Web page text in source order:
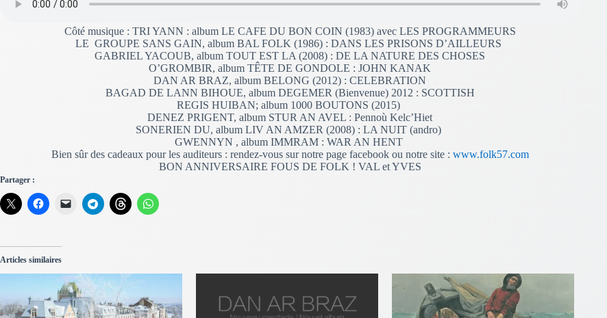
Côté musique : TRI YANN : album LE CAFE DU BON COIN (1983) avec LES PROGRAMMEURS
LE GROUPE SANS GAIN, album BAL FOLK (1986) : DANS LES PRISONS D’AILLEURS
GABRIEL YACOUB, album TOUT EST LA (2008) : DE LA NATURE DES CHOSES
O’GROMBIR, album TÊTE DE GONDOLE : JOHN KANAK
DAN AR BRAZ, album BELONG (2012) : CELEBRATION
BAGAD DE LANN BIHOUE, album DEGEMER (Bienvenue) 2012 : SCOTTISH
REGIS HUIBAN; album 1000 BOUTONS (2015)
DENEZ PRIGENT, album STUR AN AVEL : Pennoù Kelc’Hiet
SONERIEN DU, album LIV AN AMZER (2008) : LA NUIT (andro)
GWENNYN , album IMMRAM : WAR AN HENT
Bien sûr des cadeaux pour les auditeurs : rendez-vous sur notre page facebook ou notre site : www.folk57.com
BON ANNIVERSAIRE FOUS DE FOLK ! VAL et YVES
Partager :
Articles similaires